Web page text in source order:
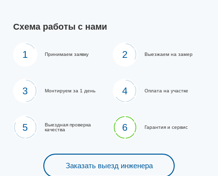
Схема работы с нами
1 Принимаем заявку 2 Выезжаем на замер
3 Монтируем за 1 день 4 Оплата на участке
5
Выездная проверка
качества
6 Гарантия и сервис
Заказать выезд инженера